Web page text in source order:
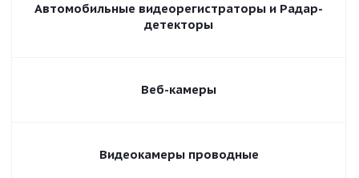
Автомобильные видеорегистраторы и Радар-
детекторы
Веб-камеры
Видеокамеры проводные